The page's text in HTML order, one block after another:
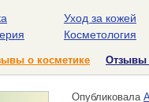
Уход за кожей
Косметология
о косметике Отзывы
Опубликовала